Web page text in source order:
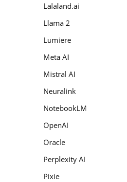
Lalaland.ai
Llama 2
Lumiere
Meta AI
Mistral AI
Neuralink
NotebookLM
OpenAI
Oracle
Perplexity AI
Pixie